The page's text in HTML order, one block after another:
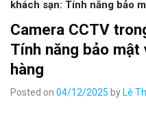
khách sạn: Tính năng bảo
Camera CCTV
Tính năng bảo
hàng
Posted on 04/12/2025 by Lê